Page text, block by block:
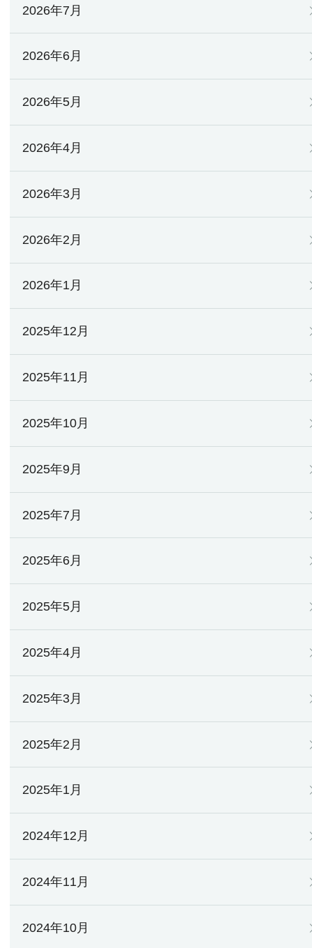
2026年7月
2026年6月
2026年5月
2026年4月
2026年3月
2026年2月
2026年1月
2025年12月
2025年11月
2025年10月
2025年9月
2025年7月
2025年6月
2025年5月
2025年4月
2025年3月
2025年2月
2025年1月
2024年12月
2024年11月
2024年10月